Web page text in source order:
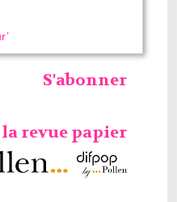
S'abonner
revue papier